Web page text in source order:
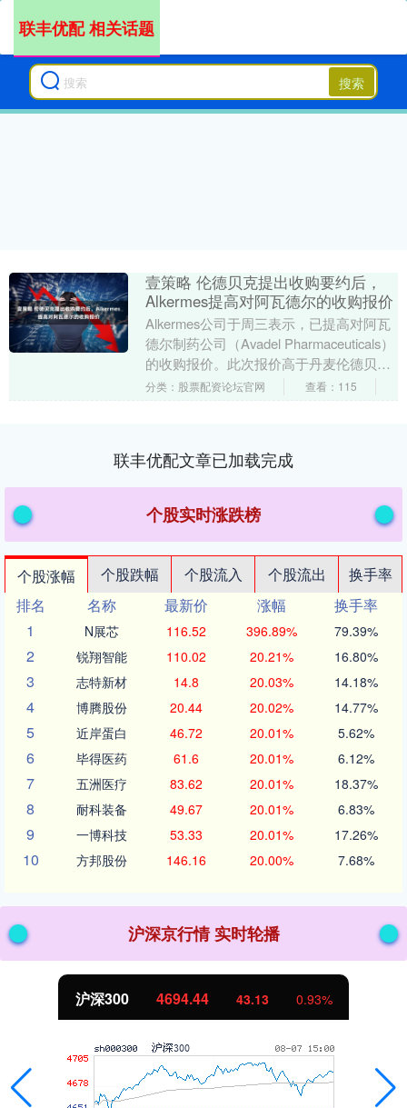
搜索
联丰优配 相关话题
壹策略 伦德贝克提出收购要约后，
Alkermes提高对阿瓦德尔的收购报价
Alkermes公司于周三表示，已提高对阿瓦
德尔制药公司（Avadel Pharmaceuticals）
的收购报价。此次报价高于丹麦伦德贝克
公司（Lundbec....
分类：股票配资论坛官网 查看：115
联丰优配文章已加载完成
个股实时涨跌榜
个股涨幅 个股跌幅 个股流入 个股流出
换手率
排名
名称 最新价 涨幅
换手率
1
N展芯 116.52 396.89% 79.39%
2 锐翔智能 110.02 20.21% 16.80%
3 志特新材 14.8 20.03% 14.18%
4 博腾股份 20.44 20.02% 14.77%
5 近岸蛋白 46.72 20.01% 5.62%
6 毕得医药 61.6 20.01% 6.12%
7 五洲医疗 83.62 20.01% 18.37%
8 耐科装备 49.67 20.01% 6.83%
9 一博科技 53.33 20.01% 17.26%
10 方邦股份 146.16 20.00% 7.68%
沪深京行情 实时轮播
沪深300 4694.44 43.13 0.93%